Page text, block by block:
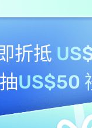
避免讓其他使用
者編輯、複製或
折抵
US$50